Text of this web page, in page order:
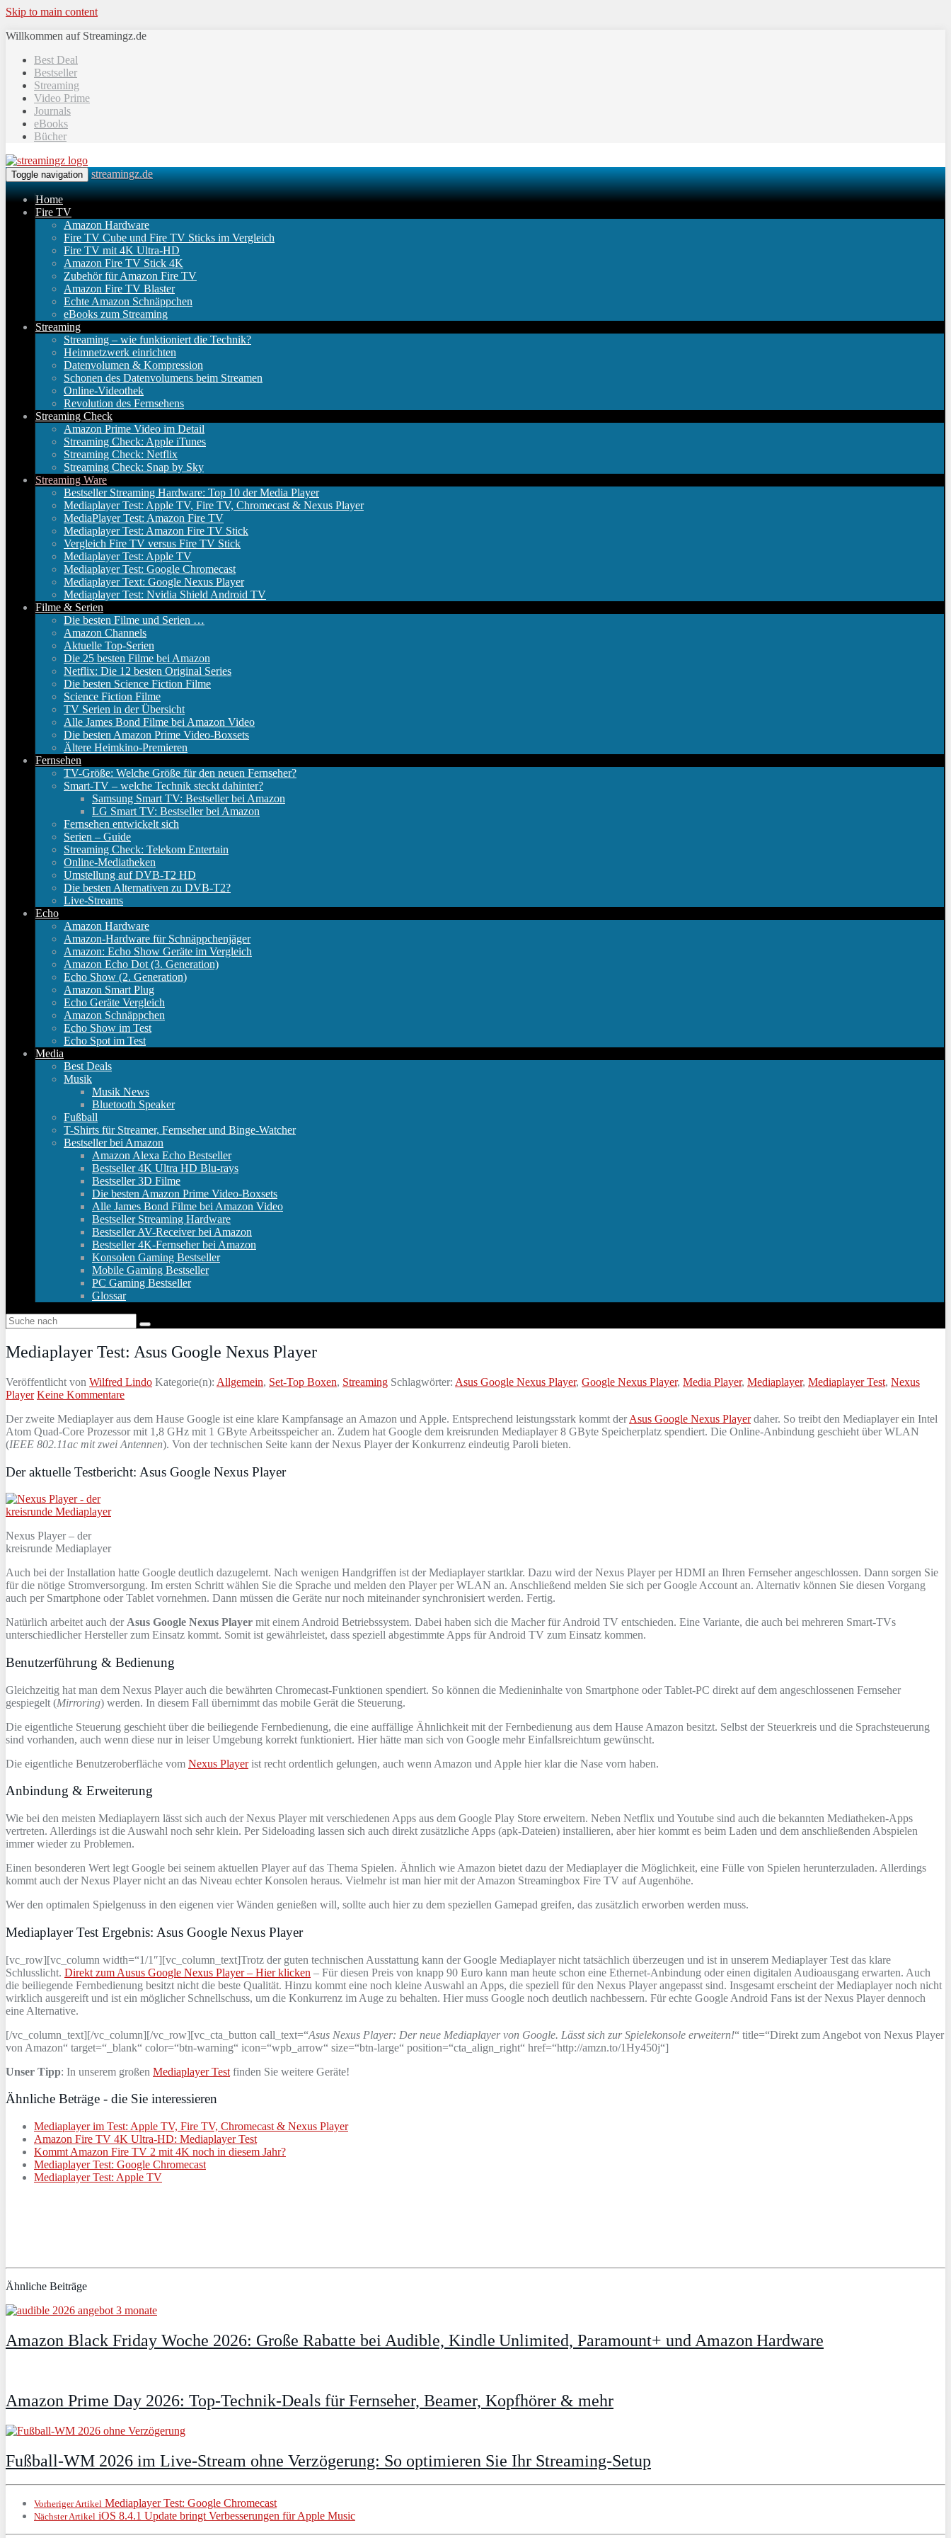
Skip to main content
Willkommen auf Streamingz.de
Best Deal
Bestseller
Streaming
Video Prime
Journals
eBooks
Bücher
Toggle navigation streamingz.de
Home
Fire TV
Amazon Hardware
Fire TV Cube und Fire TV Sticks im Vergleich
Fire TV mit 4K Ultra-HD
Amazon Fire TV Stick 4K
Zubehör für Amazon Fire TV
Amazon Fire TV Blaster
Echte Amazon Schnäppchen
eBooks zum Streaming
Streaming
Streaming – wie funktioniert die Technik?
Heimnetzwerk einrichten
Datenvolumen & Kompression
Schonen des Datenvolumens beim Streamen
Online-Videothek
Revolution des Fernsehens
Streaming Check
Amazon Prime Video im Detail
Streaming Check: Apple iTunes
Streaming Check: Netflix
Streaming Check: Snap by Sky
Streaming Ware
Bestseller Streaming Hardware: Top 10 der Media Player
Mediaplayer Test: Apple TV, Fire TV, Chromecast & Nexus Player
MediaPlayer Test: Amazon Fire TV
Mediaplayer Test: Amazon Fire TV Stick
Vergleich Fire TV versus Fire TV Stick
Mediaplayer Test: Apple TV
Mediaplayer Test: Google Chromecast
Mediaplayer Text: Google Nexus Player
Mediaplayer Test: Nvidia Shield Android TV
Filme & Serien
Die besten Filme und Serien …
Amazon Channels
Aktuelle Top-Serien
Die 25 besten Filme bei Amazon
Netflix: Die 12 besten Original Series
Die besten Science Fiction Filme
Science Fiction Filme
TV Serien in der Übersicht
Alle James Bond Filme bei Amazon Video
Die besten Amazon Prime Video-Boxsets
Ältere Heimkino-Premieren
Fernsehen
TV-Größe: Welche Größe für den neuen Fernseher?
Smart-TV – welche Technik steckt dahinter?
Samsung Smart TV: Bestseller bei Amazon
LG Smart TV: Bestseller bei Amazon
Fernsehen entwickelt sich
Serien – Guide
Streaming Check: Telekom Entertain
Online-Mediatheken
Umstellung auf DVB-T2 HD
Die besten Alternativen zu DVB-T2?
Live-Streams
Echo
Amazon Hardware
Amazon-Hardware für Schnäppchenjäger
Amazon: Echo Show Geräte im Vergleich
Amazon Echo Dot (3. Generation)
Echo Show (2. Generation)
Amazon Smart Plug
Echo Geräte Vergleich
Amazon Schnäppchen
Echo Show im Test
Echo Spot im Test
Media
Best Deals
Musik
Musik News
Bluetooth Speaker
Fußball
T-Shirts für Streamer, Fernseher und Binge-Watcher
Bestseller bei Amazon
Amazon Alexa Echo Bestseller
Bestseller 4K Ultra HD Blu-rays
Bestseller 3D Filme
Die besten Amazon Prime Video-Boxsets
Alle James Bond Filme bei Amazon Video
Bestseller Streaming Hardware
Bestseller AV-Receiver bei Amazon
Bestseller 4K-Fernseher bei Amazon
Konsolen Gaming Bestseller
Mobile Gaming Bestseller
PC Gaming Bestseller
Glossar
Mediaplayer Test: Asus Google Nexus Player
Veröffentlicht von Wilfred Lindo Kategorie(n): Allgemein, Set-Top Boxen, Streaming Schlagwörter: Asus Google Nexus Player, Google Nexus Player, Media Player, Mediaplayer, Mediaplayer Test, Nexus
Player Keine Kommentare
Der zweite Mediaplayer aus dem Hause Google ist eine klare Kampfansage an Amazon und Apple. Entsprechend leistungsstark kommt derAsus Google Nexus Playerdaher. So treibt den Mediaplayer ein Intel
Atom Quad-Core Prozessor mit 1,8 GHz mit 1 GByte Arbeitsspeicher an. Zudem hat Google dem kreisrunden Mediaplayer 8 GByte Speicherplatz spendiert. Die Online-Anbindung geschieht über WLAN
(IEEE 802.11ac mit zwei Antennen). Von der technischen Seite kann der Nexus Player der Konkurrenz eindeutig Paroli bieten.
Der aktuelle Testbericht: Asus Google Nexus Player
Nexus Player – der
kreisrunde Mediaplayer
Auch bei der Installation hatte Google deutlich dazugelernt. Nach wenigen Handgriffen ist der Mediaplayer startklar. Dazu wird der Nexus Player per HDMI an Ihren Fernseher angeschlossen. Dann sorgen Sie
für die nötige Stromversorgung. Im ersten Schritt wählen Sie die Sprache und melden den Player per WLAN an. Anschließend melden Sie sich per Google Account an. Alternativ können Sie diesen Vorgang
auch per Smartphone oder Tablet vornehmen. Dann müssen die Geräte nur noch miteinander synchronisiert werden. Fertig.
Natürlich arbeitet auch der Asus Google Nexus Player mit einem Android Betriebssystem. Dabei haben sich die Macher für Android TV entschieden. Eine Variante, die auch bei mehreren Smart-TVs
unterschiedlicher Hersteller zum Einsatz kommt. Somit ist gewährleistet, dass speziell abgestimmte Apps für Android TV zum Einsatz kommen.
Benutzerführung & Bedienung
Gleichzeitig hat man dem Nexus Player auch die bewährten Chromecast-Funktionen spendiert. So können die Medieninhalte von Smartphone oder Tablet-PC direkt auf dem angeschlossenen Fernseher
gespiegelt (Mirroring) werden. In diesem Fall übernimmt das mobile Gerät die Steuerung.
Die eigentliche Steuerung geschieht über die beiliegende Fernbedienung, die eine auffällige Ähnlichkeit mit der Fernbedienung aus dem Hause Amazon besitzt. Selbst der Steuerkreis und die Sprachsteuerung
sind vorhanden, auch wenn diese nur in leiser Umgebung korrekt funktioniert. Hier hätte man sich von Google mehr Einfallsreichtum gewünscht.
Die eigentliche Benutzeroberfläche vom Nexus Playerist recht ordentlich gelungen, auch wenn Amazon und Apple hier klar die Nase vorn haben.
Anbindung & Erweiterung
Wie bei den meisten Mediaplayern lässt sich auch der Nexus Player mit verschiedenen Apps aus dem Google Play Store erweitern. Neben Netflix und Youtube sind auch die bekannten Mediatheken-Apps
vertreten. Allerdings ist die Auswahl noch sehr klein. Per Sideloading lassen sich auch direkt zusätzliche Apps (apk-Dateien) installieren, aber hier kommt es beim Laden und dem anschließenden Abspielen
immer wieder zu Problemen.
Einen besonderen Wert legt Google bei seinem aktuellen Player auf das Thema Spielen. Ähnlich wie Amazon bietet dazu der Mediaplayer die Möglichkeit, eine Fülle von Spielen herunterzuladen. Allerdings
kommt auch der Nexus Player nicht an das Niveau echter Konsolen heraus. Vielmehr ist man hier mit der Amazon Streamingbox Fire TV auf Augenhöhe.
Wer den optimalen Spielgenuss in den eigenen vier Wänden genießen will, sollte auch hier zu dem speziellen Gamepad greifen, das zusätzlich erworben werden muss.
Mediaplayer Test Ergebnis: Asus Google Nexus Player
[vc_row][vc_column width=“1/1″][vc_column_text]Trotz der guten technischen Ausstattung kann der Google Mediaplayer nicht tatsächlich überzeugen und ist in unserem Mediaplayer Test das klare
Schlusslicht. Direkt zum Ausus Google Nexus Player – Hier klicken – Für diesen Preis von knapp 90 Euro kann man heute schon eine Ethernet-Anbindung oder einen digitalen Audioausgang erwarten. Auch
die beiliegende Fernbedienung besitzt nicht die beste Qualität. Hinzu kommt eine noch kleine Auswahl an Apps, die speziell für den Nexus Player angepasst sind. Insgesamt erscheint der Mediaplayer noch nicht
wirklich ausgereift und ist ein möglicher Schnellschuss, um die Konkurrenz im Auge zu behalten. Hier muss Google noch deutlich nachbessern. Für echte Google Android Fans ist der Nexus Player dennoch
eine Alternative.
[/vc_column_text][/vc_column][/vc_row][vc_cta_button call_text=“Asus Nexus Player: Der neue Mediaplayer von Google. Lässt sich zur Spielekonsole erweitern!“ title=“Direkt zum Angebot von Nexus Player
von Amazon“ target=“_blank“ color=“btn-warning“ icon=“wpb_arrow“ size=“btn-large“ position=“cta_align_right“ href=“http://amzn.to/1Hy450j“]
Unser Tipp: In unserem großen Mediaplayer Test finden Sie weitere Geräte!
Ähnliche Beträge - die Sie interessieren
Mediaplayer im Test: Apple TV, Fire TV, Chromecast & Nexus Player
Amazon Fire TV 4K Ultra-HD: Mediaplayer Test
Kommt Amazon Fire TV 2 mit 4K noch in diesem Jahr?
Mediaplayer Test: Google Chromecast
Mediaplayer Test: Apple TV
Ähnliche Beiträge
Amazon Black Friday Woche 2026: Große Rabatte bei Audible, Kindle Unlimited, Paramount+ und Amazon Hardware
Amazon Prime Day 2026: Top-Technik-Deals für Fernseher, Beamer, Kopfhörer & mehr
Fußball-WM 2026 im Live-Stream ohne Verzögerung: So optimieren Sie Ihr Streaming-Setup
Vorheriger Artikel Mediaplayer Test: Google Chromecast
Nächster Artikel iOS 8.4.1 Update bringt Verbesserungen für Apple Music